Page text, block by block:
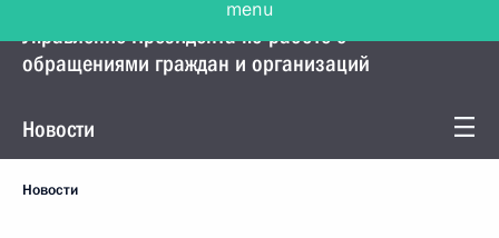
Управление Президента по работе с
обращениями граждан и организаций
Новости
Новости